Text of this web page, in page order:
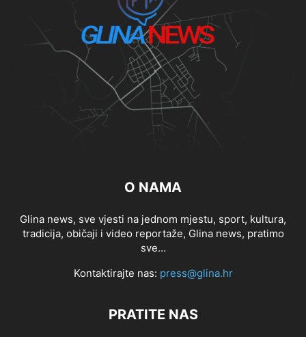
O NAMA
Glina news, sve vjesti na jednom mjestu, sport, kultura,
tradicija, običaji i video reportaže, Glina news, pratimo
sve...
Kontaktirajte nas: press@glina.hr
PRATITE NAS